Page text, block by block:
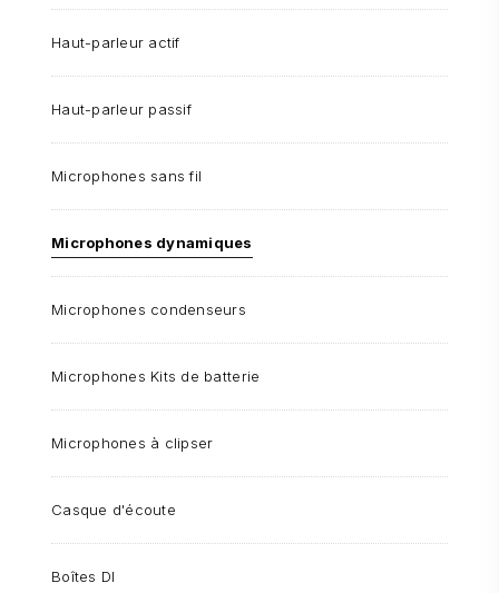
Haut-parleur actif
Haut-parleur passif
Microphones sans fil
Microphones dynamiques
Microphones condenseurs
Microphones Kits de batterie
Microphones à clipser
Casque d'écoute
Boîtes DI